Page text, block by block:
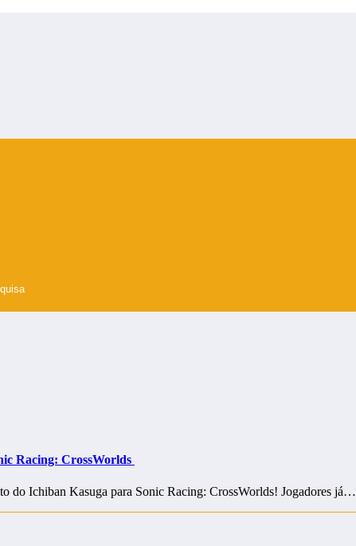
Racing: CrossWorlds
do Ichiban Kasuga para Sonic Racing: CrossWorlds! Jogadores já…